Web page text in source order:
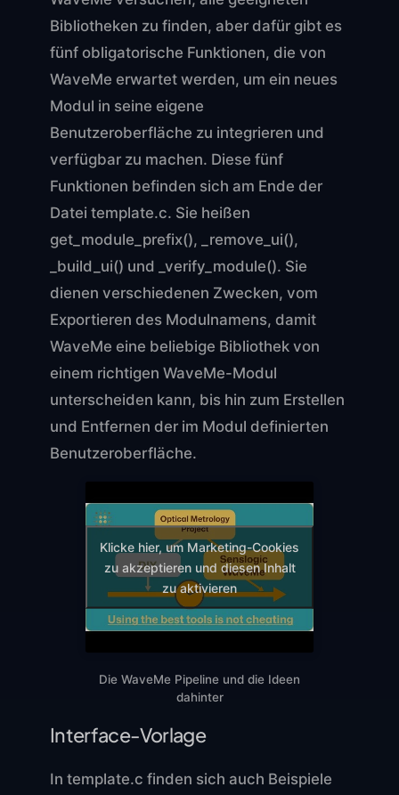
Bibliotheken zu finden, aber dafür gibt es
fünf obligatorische Funktionen, die von
WaveMe erwartet werden, um ein neues
Modul in seine eigene
Benutzeroberfläche zu integrieren und
verfügbar zu machen. Diese fünf
Funktionen befinden sich am Ende der
Datei template.c. Sie heißen
get_module_prefix(), _remove_ui(),
_build_ui() und _verify_module(). Sie
dienen verschiedenen Zwecken, vom
Exportieren des Modulnamens, damit
WaveMe eine beliebige Bibliothek von
einem richtigen WaveMe-Modul
unterscheiden kann, bis hin zum Erstellen
und Entfernen der im Modul definierten
Benutzeroberfläche.
Klicke hier, um Marketing-Cookies
zu akzeptieren und diesen Inhalt
zu aktivieren
Die WaveMe Pipeline und die Ideen
dahinter
Interface-Vorlage
In template.c finden sich auch Beispiele